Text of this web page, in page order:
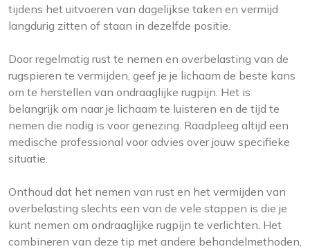
tijdens het uitvoeren van dagelijkse taken en vermijd
langdurig zitten of staan in dezelfde positie.
Door regelmatig rust te nemen en overbelasting van de
rugspieren te vermijden, geef je je lichaam de beste kans
om te herstellen van ondraaglijke rugpijn. Het is
belangrijk om naar je lichaam te luisteren en de tijd te
nemen die nodig is voor genezing. Raadpleeg altijd een
medische professional voor advies over jouw specifieke
situatie.
Onthoud dat het nemen van rust en het vermijden van
overbelasting slechts een van de vele stappen is die je
kunt nemen om ondraaglijke rugpijn te verlichten. Het
combineren van deze tip met andere behandelmethoden,